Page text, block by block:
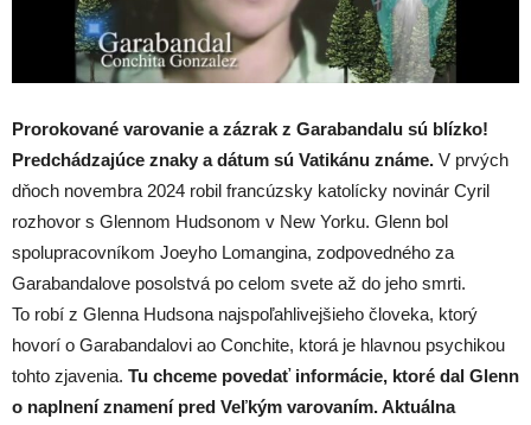
Prorokované varovanie a zázrak z Garabandalu sú blízko!
Predchádzajúce znaky a dátum sú Vatikánu známe. V prvých
dňoch novembra 2024 robil francúzsky katolícky novinár Cyril
rozhovor s Glennom Hudsonom v New Yorku. Glenn bol
spolupracovníkom Joeyho Lomangina, zodpovedného za
Garabandalove posolstvá po celom svete až do jeho smrti.
To robí z Glenna Hudsona najspoľahlivejšieho človeka, ktorý
hovorí o Garabandalovi ao Conchite, ktorá je hlavnou psychikou
tohto zjavenia. Tu chceme povedať informácie, ktoré dal Glenn
o naplnení znamení pred Veľkým varovaním. Aktuálna